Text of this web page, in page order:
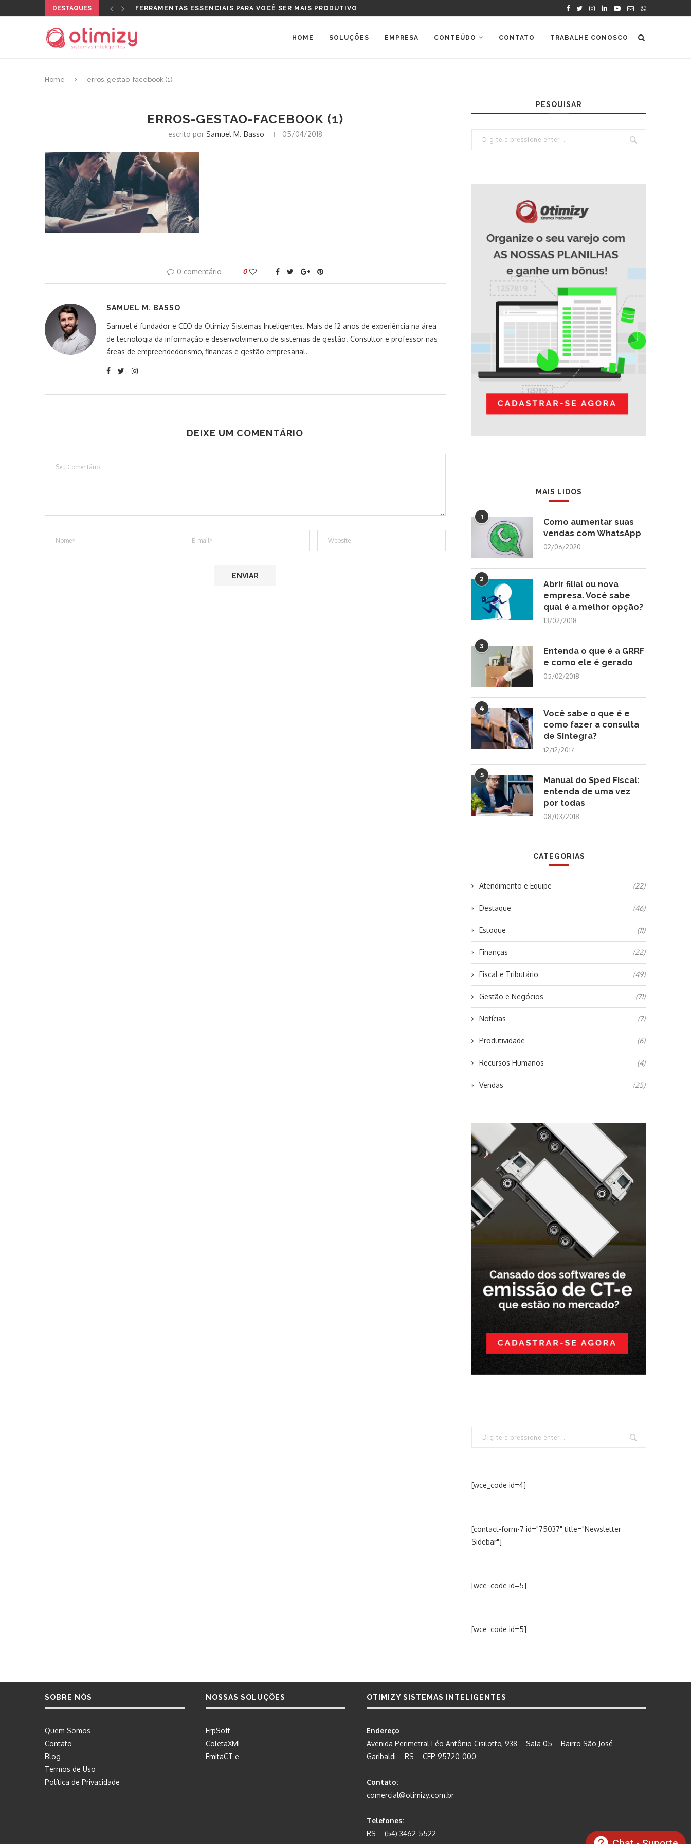
DESTAQUES FERRAMENTAS ESSENCIAIS PARA VOCÊ SER MAIS PRODUTIVO
HOME SOLUÇÕES EMPRESA CONTEÚDO CONTATO TRABALHE CONOSCO
Home erros-gestao-facebook (1)
ERROS-GESTAO-FACEBOOK (1)
escrito por Samuel M. Basso 05/04/2018
0 comentário 0
SAMUEL M. BASSO
Samuel é fundador e CEO da Otimizy Sistemas Inteligentes. Mais de 12 anos de experiência na área
de tecnologia da informação e desenvolvimento de sistemas de gestão. Consultor e professor nas
áreas de empreendedorismo, finanças e gestão empresarial.
DEIXE UM COMENTÁRIO
PESQUISAR
MAIS LIDOS
1
Como aumentar suas
vendas com WhatsApp
02/06/2020
2
Abrir filial ou nova
empresa. Você sabe
qual é a melhor opção?
13/02/2018
3
Entenda o que é a GRRF
e como ele é gerado
05/02/2018
4
Você sabe o que é e
como fazer a consulta
de Sintegra?
12/12/2017
5
Manual do Sped Fiscal:
entenda de uma vez
por todas
08/03/2018
CATEGORIAS
Atendimento e Equipe (22)
Destaque (46)
Estoque (11)
Finanças (22)
Fiscal e Tributário (49)
Gestão e Negócios (71)
Notícias (7)
Produtividade (6)
Recursos Humanos (4)
Vendas (25)
[wce_code id=4]
[contact-form-7 id="75037" title="Newsletter
Sidebar"]
[wce_code id=5]
[wce_code id=5]
SOBRE NÓS
Quem Somos
Contato
Blog
Termos de Uso
Política de Privacidade
NOSSAS SOLUÇÕES
ErpSoft
ColetaXML
EmitaCT-e
OTIMIZY SISTEMAS INTELIGENTES
Endereço
Avenida Perimetral Léo Antônio Cisilotto, 938 – Sala 05 – Bairro São José –
Garibaldi – RS – CEP 95720-000
Contato:
comercial@otimizy.com.br
Telefones:
RS – (54) 3462-5522